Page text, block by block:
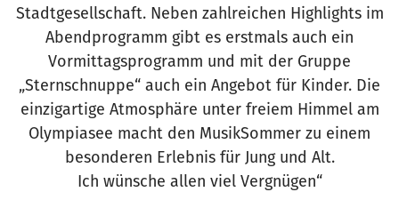
Stadtgesellschaft. Neben zahlreichen Highlights im
Abendprogramm gibt es erstmals auch ein
Vormittagsprogramm und mit der Gruppe
„Sternschnuppe“ auch ein Angebot für Kinder. Die
einzigartige Atmosphäre unter freiem Himmel am
Olympiasee macht den MusikSommer zu einem
besonderen Erlebnis für Jung und Alt.
Ich wünsche allen viel Vergnügen“